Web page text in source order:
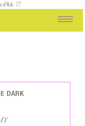
RU IT
DARK